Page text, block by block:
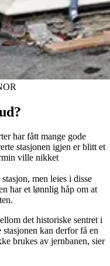
har fått mange gode
stasjonen igjen er blitt et
ville nikket
men leies i disse
har et lønnlig håp om at
det historiske sentret i
kan derfor få en
brukes av jernbanen, sier